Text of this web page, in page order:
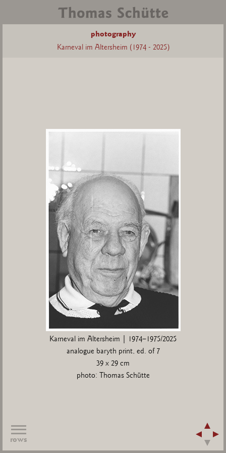
photography
Karneval im Altersheim (1974 - 2025)
Karneval im Altersheim | 1974–1975/2025
analogue baryth print, ed. of 7
39 x 29 cm
photo: Thomas Schütte
rows